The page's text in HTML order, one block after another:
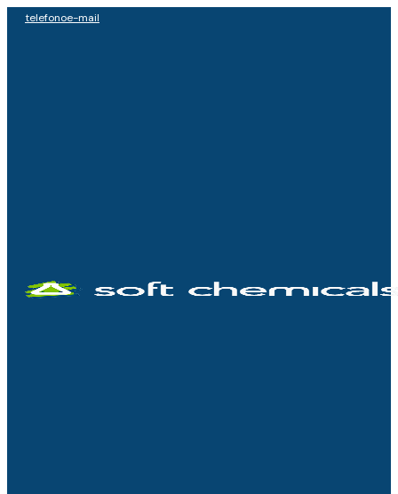
telefonoe-mail